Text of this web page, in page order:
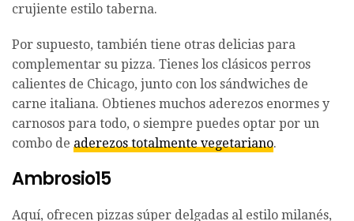
crujiente estilo taberna.
Por supuesto, también tiene otras delicias para
complementar su pizza. Tienes los clásicos perros
calientes de Chicago, junto con los sándwiches de
carne italiana. Obtienes muchos aderezos enormes y
carnosos para todo, o siempre puedes optar por un
combo de aderezos totalmente vegetariano.
Ambrosio15
Aquí, ofrecen pizzas súper delgadas al estilo milanés,